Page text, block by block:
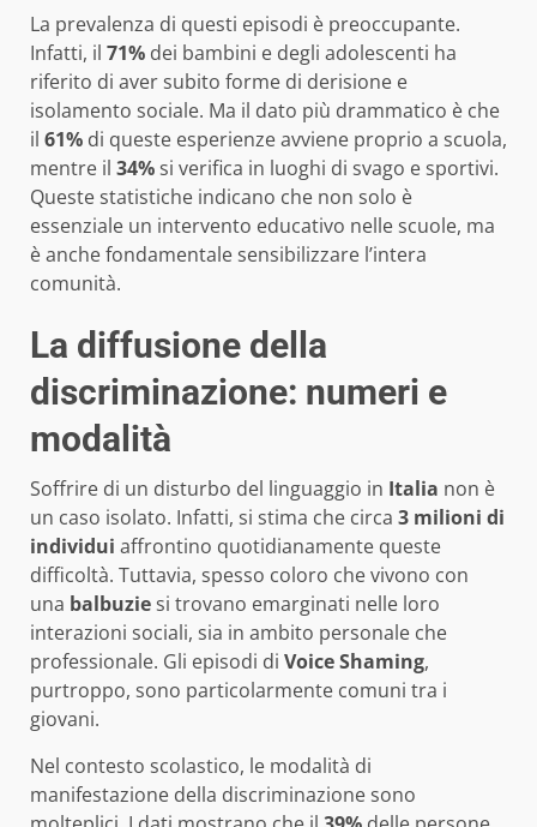
La prevalenza di questi episodi è preoccupante.
Infatti, il 71% dei bambini e degli adolescenti ha
riferito di aver subito forme di derisione e
isolamento sociale. Ma il dato più drammatico è che
il 61% di queste esperienze avviene proprio a scuola,
mentre il 34%si verifica in luoghi di svago e sportivi.
Queste statistiche indicano che non solo è
essenziale un intervento educativo nelle scuole, ma
è anche fondamentale sensibilizzare l’intera
comunità.
La diffusione della
discriminazione: numeri e
modalità
Soffrire di un disturbo del linguaggio in Italia non è
un caso isolato. Infatti, si stima che circa 3 milioni di
individui affrontino quotidianamente queste
difficoltà. Tuttavia, spesso coloro che vivono con
una balbuziesi trovano emarginati nelle loro
interazioni sociali, sia in ambito personale che
professionale. Gli episodi di Voice Shaming,
purtroppo, sono particolarmente comuni tra i
giovani.
Nel contesto scolastico, le modalità di
manifestazione della discriminazione sono